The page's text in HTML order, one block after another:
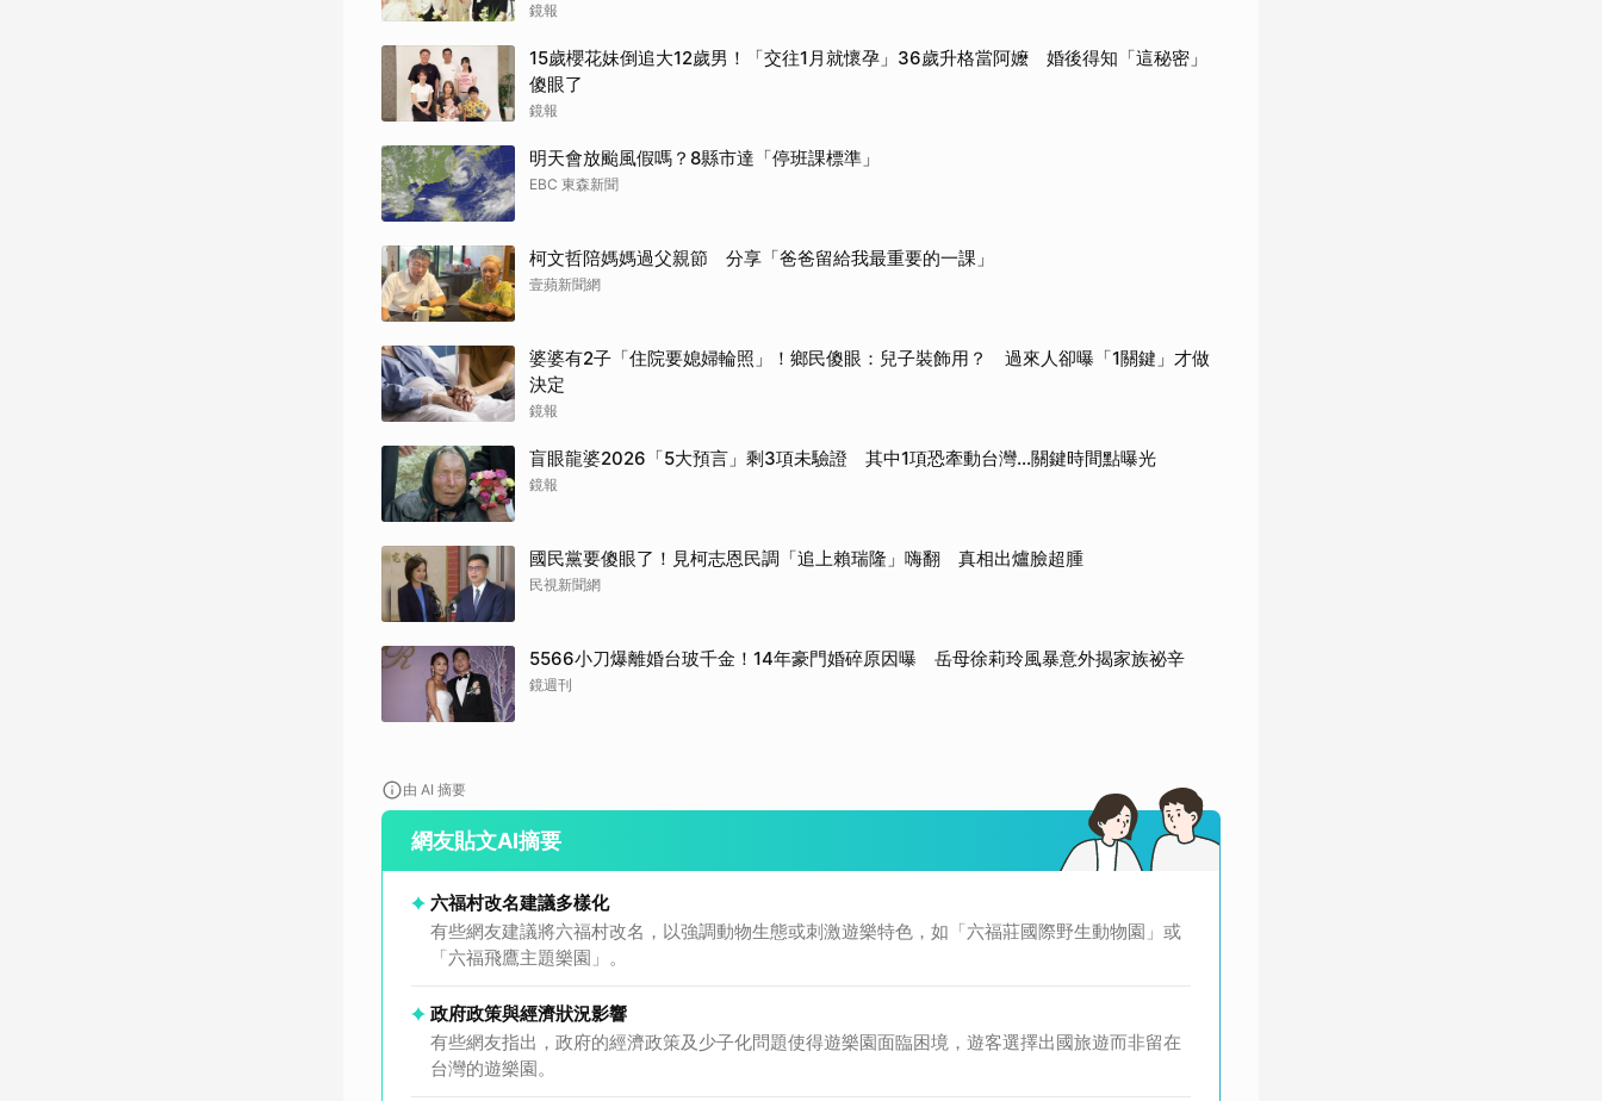
鏡報
15歲櫻花妹倒追大12歲男！「交往1月就懷孕」36歲升格當阿嬤 婚後得知「這秘密」
傻眼了
鏡報
明天會放颱風假嗎？8縣市達「停班課標準」
EBC 東森新聞
柯文哲陪媽媽過父親節 分享「爸爸留給我最重要的一課」
壹蘋新聞網
婆婆有2子「住院要媳婦輪照」！鄉民傻眼：兒子裝飾用？ 過來人卻曝「1關鍵」才做
決定
鏡報
盲眼龍婆2026「5大預言」剩3項未驗證 其中1項恐牽動台灣...關鍵時間點曝光
鏡報
國民黨要傻眼了！見柯志恩民調「追上賴瑞隆」嗨翻 真相出爐臉超腫
民視新聞網
5566小刀爆離婚台玻千金！14年豪門婚碎原因曝 岳母徐莉玲風暴意外揭家族祕辛
鏡週刊
由 AI 摘要
網友貼文AI摘要
六福村改名建議多樣化
有些網友建議將六福村改名，以強調動物生態或刺激遊樂特色，如「六福莊國際野生動物園」或
「六福飛鷹主題樂園」。
政府政策與經濟狀況影響
有些網友指出，政府的經濟政策及少子化問題使得遊樂園面臨困境，遊客選擇出國旅遊而非留在
台灣的遊樂園。